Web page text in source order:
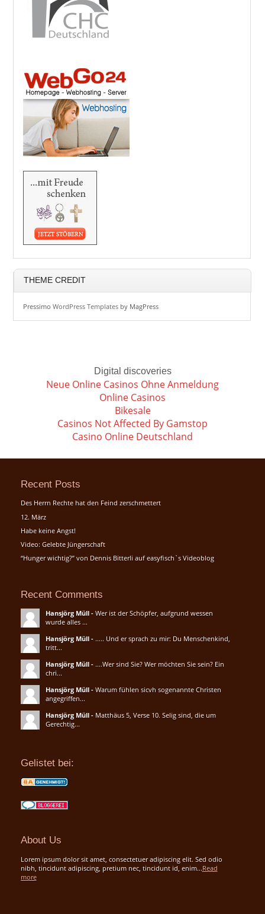
THEME CREDIT
PressimoWordPress Templates by MagPress
Digital discoveries
Neue Online Casinos Ohne Anmeldung
Online Casinos
Bikesale
Casinos Not Affected By Gamstop
Casino Online Deutschland
Recent Posts
Des Herrn Rechte hat den Feind zerschmettert
12. März
Habe keine Angst!
Video: Gelebte Jüngerschaft
“Hunger wichtig?” von Dennis Bitterli auf easyfisch`s Videoblog
Recent Comments
Hansjörg Müll- Wer ist der Schöpfer, aufgrund wessen
wurde alles ...
Hansjörg Müll- ..... Und er sprach zu mir: Du Menschenkind,
tritt...
Hansjörg Müll- ....Wer sind Sie? Wer möchten Sie sein? Ein
chri...
Hansjörg Müll- Warum fühlen sicvh sogenannte Christen
angegriffen...
Hansjörg Müll- Matthäus 5, Verse 10. Selig sind, die um
Gerechtig...
Gelistet bei:
About Us
Lorem ipsum dolor sit amet, consectetuer adipiscing elit. Sed odio
nibh, tincidunt adipiscing, pretium nec, tincidunt id, enim...Read
more